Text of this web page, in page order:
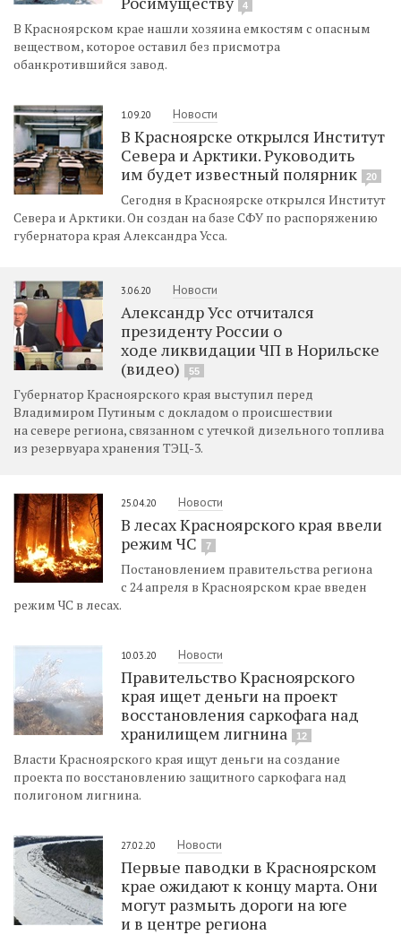
4
В Красноярском крае нашли хозяина емкостям с опасным
веществом, которое оставил без присмотра
обанкротившийся завод.
1.09.20 Новости
В Красноярске открылся Институт
Севера и Арктики. Руководить
им будет известный полярник
20
Сегодня в Красноярске открылся Институт
Севера и Арктики. Он создан на базе СФУ по распоряжению
губернатора края Александра Усса.
3.06.20 Новости
Александр Усс отчитался
президенту России о
ходе ликвидации ЧП в Норильске
(видео)
55
Губернатор Красноярского края выступил перед
Владимиром Путиным с докладом о происшествии
на севере региона, связанном с утечкой дизельного топлива
из резервуара хранения ТЭЦ-3.
25.04.20 Новости
В лесах Красноярского края ввели
режим ЧС
7
Постановлением правительства региона
с 24 апреля в Красноярском крае введен
режим ЧС в лесах.
10.03.20 Новости
Правительство Красноярского
края ищет деньги на проект
восстановления саркофага над
хранилищем лигнина
12
Власти Красноярского края ищут деньги на создание
проекта по восстановлению защитного саркофага над
полигоном лигнина.
27.02.20 Новости
Первые паводки в Красноярском
крае ожидают к концу марта. Они
могут размыть дороги на юге
и в центре региона